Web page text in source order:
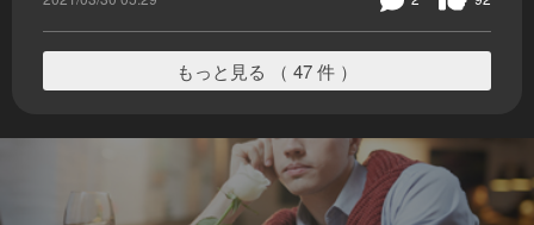
もっと見る （ 47 件 ）